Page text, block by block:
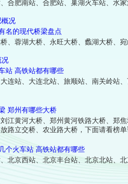
合肥南站、合肥站、巢湖火车站、水
概况
名的现代桥梁盘点
、蓉湖大桥、永旺大桥、蠡湖大桥、
况
站 高铁站都有哪些
连站、大连北站、旅顺站、南关岭站
郑州有哪些大桥
江黄河大桥、郑州黄河铁路大桥、郑
路立交桥、农业路大桥，下面请看榜单
个火车站 高铁站都有哪些
北京西站、北京丰台站、北京北站、